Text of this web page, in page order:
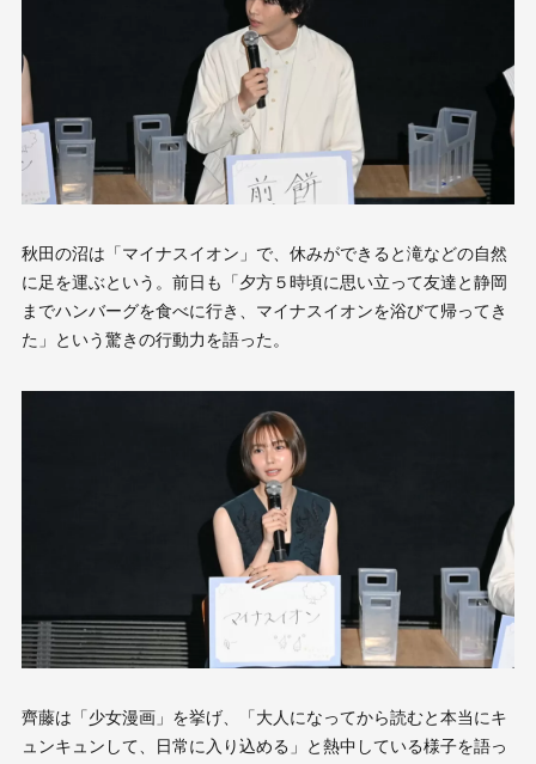
秋田の沼は「マイナスイオン」で、休みができると滝などの自然
に足を運ぶという。前日も「夕方５時頃に思い立って友達と静岡
までハンバーグを食べに行き、マイナスイオンを浴びて帰ってき
た」という驚きの行動力を語った。
齊藤は「少女漫画」を挙げ、「大人になってから読むと本当にキ
ュンキュンして、日常に入り込める」と熱中している様子を語っ